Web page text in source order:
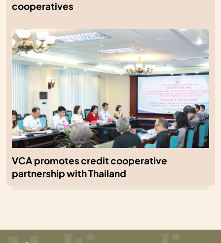
cooperatives
VCA promotes credit cooperative
partnership with Thailand